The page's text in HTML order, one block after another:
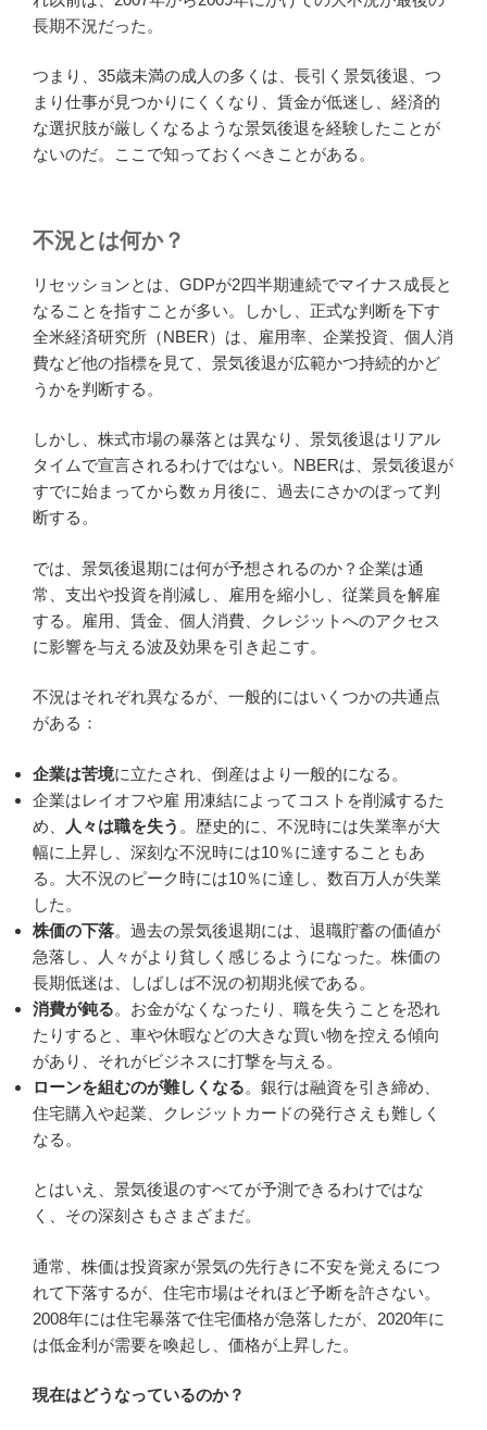
長期不況だった。
つまり、35歳未満の成人の多くは、長引く景気後退、つ
まり仕事が見つかりにくくなり、賃金が低迷し、経済的
な選択肢が厳しくなるような景気後退を経験したことが
ないのだ。ここで知っておくべきことがある。
不況とは何か？
リセッションとは、GDPが2四半期連続でマイナス成長と
なることを指すことが多い。しかし、正式な判断を下す
全米経済研究所（NBER）は、雇用率、企業投資、個人消
費など他の指標を見て、景気後退が広範かつ持続的かど
うかを判断する。
しかし、株式市場の暴落とは異なり、景気後退はリアル
タイムで宣言されるわけではない。NBERは、景気後退が
すでに始まってから数ヵ月後に、過去にさかのぼって判
断する。
では、景気後退期には何が予想されるのか？企業は通
常、支出や投資を削減し、雇用を縮小し、従業員を解雇
する。雇用、賃金、個人消費、クレジットへのアクセス
に影響を与える波及効果を引き起こす。
不況はそれぞれ異なるが、一般的にはいくつかの共通点
がある：
企業は苦境に立たされ、倒産はより一般的になる。
企業はレイオフや雇 用凍結によってコストを削減するた
め、
人々は職を失う 。歴史的に、不況時には失業率が大
幅に上昇し、深刻な不況時には10％に達することもあ
る。大不況のピーク時には10％に達し、数百万人が失業
した。
株価の下落。過去の景気後退期には、退職貯蓄の価値が
急落し、人々がより貧しく感じるようになった。株価の
長期低迷は、しばしば不況の初期兆候である。
消費が鈍る。お金がなくなったり、職を失うことを恐れ
たりすると、車や休暇などの大きな買い物を控える傾向
があり、それがビジネスに打撃を与える。
ローンを組むのが難しくなる。銀行は融資を引き締め、
住宅購入や起業、クレジットカードの発行さえも難しく
なる。
とはいえ、景気後退のすべてが予測できるわけではな
く、その深刻さもさまざまだ。
通常、株価は投資家が景気の先行きに不安を覚えるにつ
れて下落するが、住宅市場はそれほど予断を許さない。
2008年には住宅暴落で住宅価格が急落したが、2020年に
は低金利が需要を喚起し、価格が上昇した。
現在はどうなっているのか？